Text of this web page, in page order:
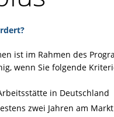
ist im Rahmen des
wenn Sie folgende
in Deutschland
zwei Jahren am Markt